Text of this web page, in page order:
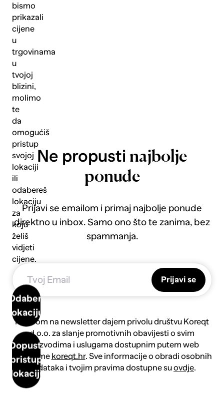
bismo
prikazali
cijene
u
trgovinama
u
tvojoj
blizini,
molimo
te
da
omogućiš
pristup
svojoj
lokaciji
ili
odabereš
lokaciju
za
koju
želiš
vidjeti
cijene.
Odaberi
lokaciju
Dopusti
pristup
lokaciji
Pošalji
Ne propusti najbolje
ponude
Prijavi se emailom i primaj najbolje ponude
direktno u inbox. Samo ono što te zanima, bez
spammanja.
Prijavi se
Prijavom na newsletter dajem privolu društvu Koreqt
d.o.o. za slanje promotivnih obavijesti o svim
proizvodima i uslugama dostupnim putem web
platforme koreqt.hr. Sve informacije o obradi osobnih
podataka i tvojim pravima dostupne suovdje.